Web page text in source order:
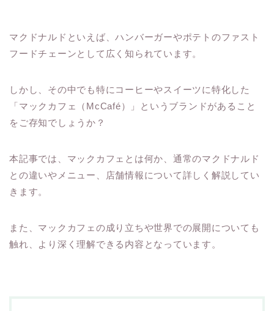
マクドナルドといえば、ハンバーガーやポテトのファスト
フードチェーンとして広く知られています。
しかし、その中でも特にコーヒーやスイーツに特化した
「マックカフェ（McCafé）」というブランドがあること
をご存知でしょうか？
本記事では、マックカフェとは何か、通常のマクドナルド
との違いやメニュー、店舗情報について詳しく解説してい
きます。
また、マックカフェの成り立ちや世界での展開についても
触れ、より深く理解できる内容となっています。